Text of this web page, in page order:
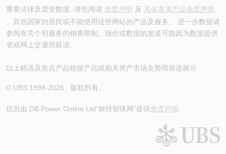
重要法律及槼管数据 -请先阅读 免责声明 及 具体香港产品免责声明
。其他国家的居民或不能使用这些网站的产品及服务。 进一步数据请
参阅有关个别服务的销售限制。报价或数据的发送可能因为数据提供
者或网上交通而延误。
以上精选及焦点产品根据产品或相关资产市场走势而筛选展示
© UBS 1998-2026 . 版权所有。
信息由 DB Power Online Ltd“财经智珠网”提供免责声明